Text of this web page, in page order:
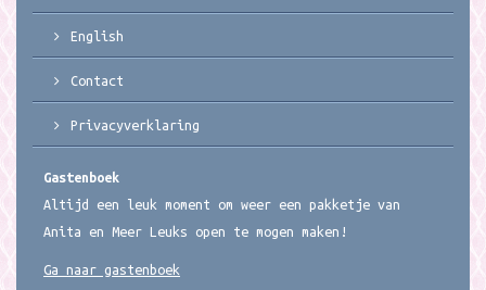
English
Contact
Privacyverklaring
Gastenboek
Altijd een leuk moment om weer een pakketje van
Anita en Meer Leuks open te mogen maken!
Ga naar gastenboek